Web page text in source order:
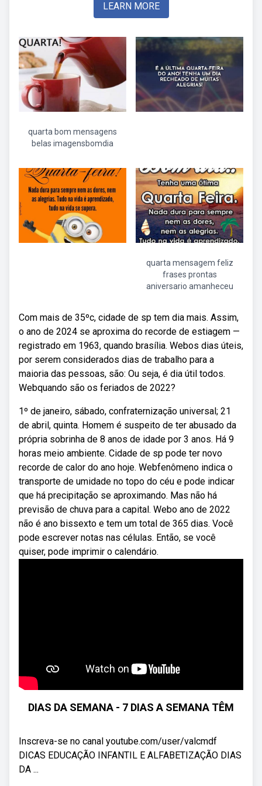
LEARN MORE
quarta bom mensagens
belas imagensbomdia
quarta mensagem feliz
frases prontas
aniversario amanheceu
Com mais de 35ºc, cidade de sp tem dia mais. Assim,
o ano de 2024 se aproxima do recorde de estiagem —
registrado em 1963, quando brasília. Webos dias úteis,
por serem considerados dias de trabalho para a
maioria das pessoas, são: Ou seja, é dia útil todos.
Webquando são os feriados de 2022?
1º de janeiro, sábado, confraternização universal; 21
de abril, quinta. Homem é suspeito de ter abusado da
própria sobrinha de 8 anos de idade por 3 anos. Há 9
horas meio ambiente. Cidade de sp pode ter novo
recorde de calor do ano hoje. Webfenômeno indica o
transporte de umidade no topo do céu e pode indicar
que há precipitação se aproximando. Mas não há
previsão de chuva para a capital. Webo ano de 2022
não é ano bissexto e tem um total de 365 dias. Você
pode escrever notas nas células. Então, se você
quiser, pode imprimir o calendário.
DIAS DA SEMANA - 7 DIAS A SEMANA TÊM
Inscreva-se no canal youtube.com/user/valcmdf​
DICAS EDUCAÇÃO INFANTIL E ALFABETIZAÇÃO DIAS
DA ...